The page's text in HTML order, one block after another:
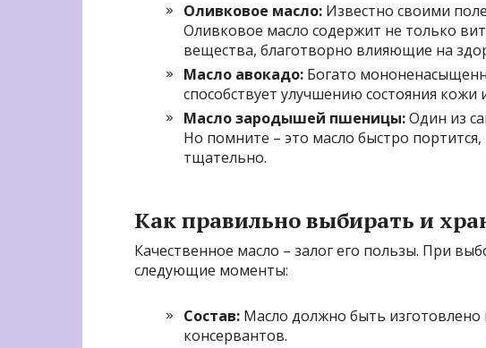
Оливковое масло: Известно своими
Оливковое масло содержит не только
вещества, благотворно влияющие на
Масло авокадо: Богато
способствует улучшению состояния
Масло зародышей пшеницы:Один из
Но помните – это масло быстро
тщательно.
Как правильно выбирать и
Качественное масло – залог его пользы. При
следующие моменты:
Состав: Масло должно быть изготовлено
консервантов.